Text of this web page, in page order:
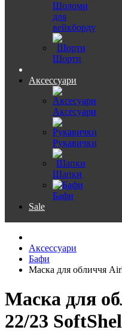
Шоломи
для
вейкборду
Шорти
Аксессуари
Аксесуари
Рукавички
Шапки
Бафи
Sale
Аксессуари
Бафи
Маска для обличчя
Маска для
22/23